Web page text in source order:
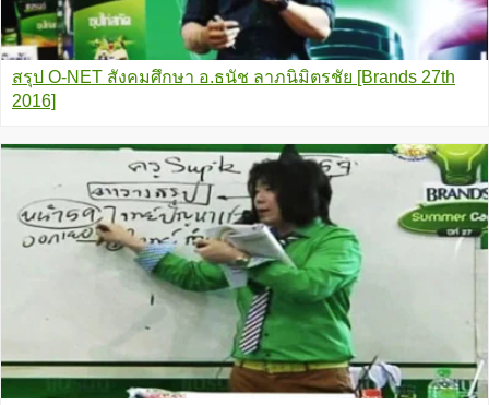
สรุป O-NET สังคมศึกษา อ.ธนัช ลาภนิมิตรชัย [Brands 27th
2016]